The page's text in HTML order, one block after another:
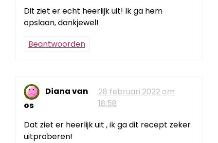
Dit ziet er echt heerlijk uit! Ik ga hem
opslaan, dankjewel!
Beantwoorden
Diana van
os
28 februari 2022 om
18:58
Dat ziet er heerlijk uit , ik ga dit recept zeker
uitproberen!